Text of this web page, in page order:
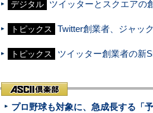
デジタル ツイッターとスクエアの
トピックス Twitter創業者、ジャッ
トピックス ツイッター創業者の新
プロ野球も対象に、急成長する「